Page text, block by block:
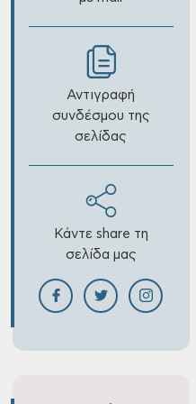
Αντιγραφή
συνδέσμου της
σελίδας
Κάντε share τη
σελίδα μας